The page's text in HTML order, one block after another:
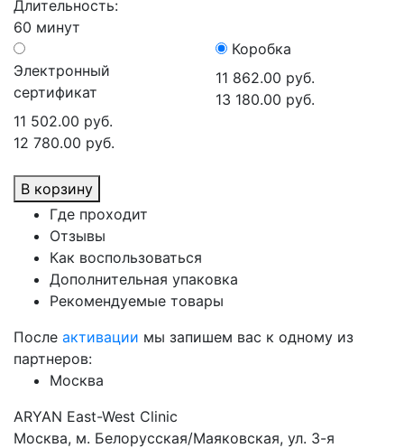
Длительность:
60 минут
Электронный
сертификат
11 502.00 руб.
12 780.00 руб.
Коробка
11 862.00 руб.
13 180.00 руб.
В корзину
Где проходит
Отзывы
Как воспользоваться
Дополнительная упаковка
Рекомендуемые товары
После активации мы запишем вас к одному из
партнеров:
Москва
ARYAN East-West Clinic
Москва, м. Белорусская/Маяковская, ул. 3-я